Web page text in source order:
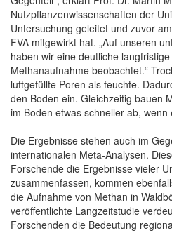
Nutzpflanzenwissenschaften der
Untersuchung geleitet und zuvor
FVA mitgewirkt hat. „Auf unseren
haben wir eine deutliche
Methanaufnahme beobachtet.“
luftgefüllte Poren als feuchte.
den Boden ein. Gleichzeitig bauen
im Boden etwas schneller ab, wenn
Die Ergebnisse stehen auch im
internationalen Meta-Analysen.
Forschende die Ergebnisse vieler
zusammenfassen, kommen
die Aufnahme von Methan in
veröffentlichte Langzeitstudie
Forschenden die Bedeutung